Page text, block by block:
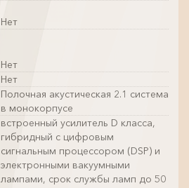
Нет
Нет
Нет
Полочная акустическая 2.1 система
в монокорпусе
встроенный усилитель D класса,
гибридный с цифровым
сигнальным процессором (DSP) и
электронными вакуумными
лампами, срок службы ламп до 50